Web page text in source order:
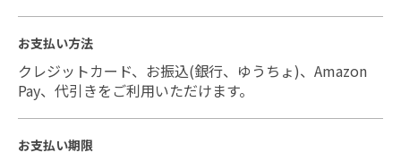
お支払い方法
クレジットカード、お振込(銀行、ゆうちょ)、Amazon
Pay、代引きをご利用いただけます。
お支払い期限